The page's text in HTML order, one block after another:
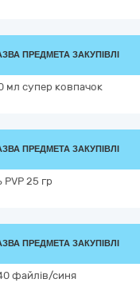
ПРЕДМЕТА ЗАКУПІВЛІ
мл супер ковпачок
ПРЕДМЕТА ЗАКУПІВЛІ
PVP 25 гр
ПРЕДМЕТА ЗАКУПІВЛІ
файлів/синя